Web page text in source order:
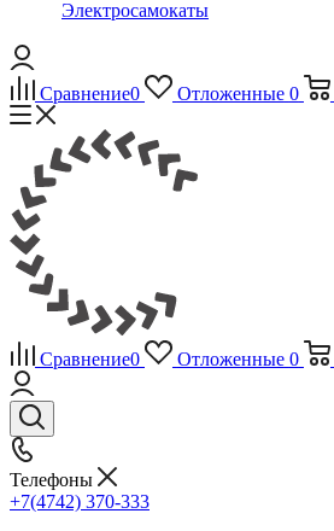
Электросамокаты
Сравнение0 Отложенные 0
Сравнение0 Отложенные 0
Телефоны
+7(4742) 370-333